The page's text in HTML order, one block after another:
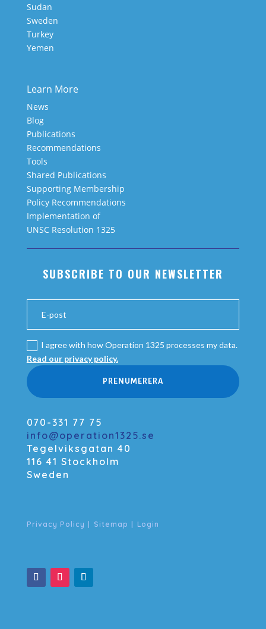
Sudan
Sweden
Turkey
Yemen
Learn More
News
Blog
Publications
Recommendations
Tools
Shared Publications
Supporting Membership
Policy Recommendations
Implementation of
UNSC Resolution 1325
SUBSCRIBE TO OUR NEWSLETTER
I agree with how Operation 1325 processes my data.
Read our privacy policy.
PRENUMERERA
070-331 77 75
info@operation1325.se
Tegelviksgatan 40
116 41 Stockholm
Sweden
Privacy Policy | Sitemap | Login